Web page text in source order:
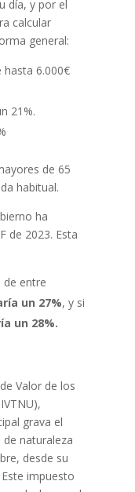
día, y por el
calcular
general:
hasta 6.000€
21%.
de 65
habitual.
ha
de 2023. Esta
de entre
un 27%, y si
un 28%.
Valor de los
grava el
naturaleza
desde su
impuesto